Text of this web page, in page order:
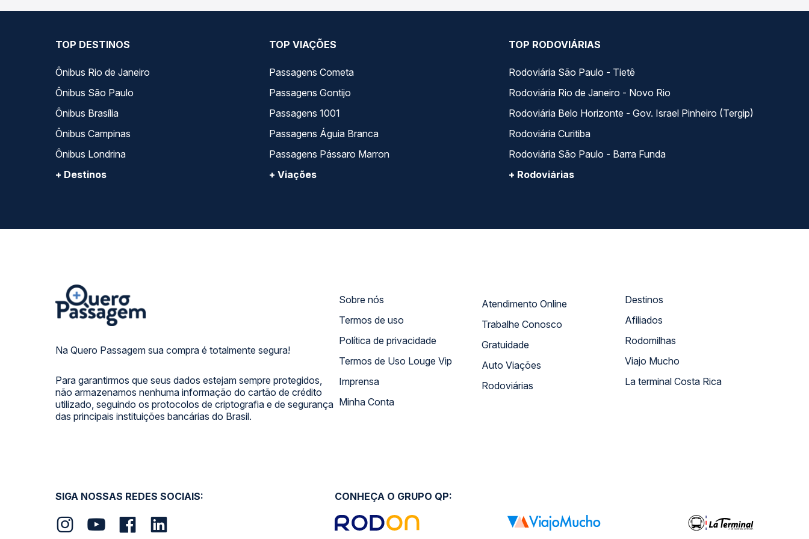
TOP DESTINOS
Ônibus Rio de Janeiro
Ônibus São Paulo
Ônibus Brasília
Ônibus Campinas
Ônibus Londrina
+ Destinos
TOP VIAÇÕES
Passagens Cometa
Passagens Gontijo
Passagens 1001
Passagens Águia Branca
Passagens Pássaro Marron
+ Viações
TOP RODOVIÁRIAS
Rodoviária São Paulo - Tietê
Rodoviária Rio de Janeiro - Novo Rio
Rodoviária Belo Horizonte - Gov. Israel Pinheiro (Tergip)
Rodoviária Curitiba
Rodoviária São Paulo - Barra Funda
+ Rodoviárias
Na Quero Passagem sua compra é totalmente segura!
Para garantirmos que seus dados estejam sempre protegidos,
não armazenamos nenhuma informação do cartão de crédito
utilizado, seguindo os protocolos de criptografia e de segurança
das principais instituições bancárias do Brasil.
Sobre nós
Termos de uso
Política de privacidade
Termos de Uso Louge Vip
Imprensa
Minha Conta
Atendimento Online
Trabalhe Conosco
Gratuidade
Auto Viações
Rodoviárias
Destinos
Afiliados
Rodomilhas
Viajo Mucho
La terminal Costa Rica
SIGA NOSSAS REDES SOCIAIS: CONHEÇA O GRUPO QP: